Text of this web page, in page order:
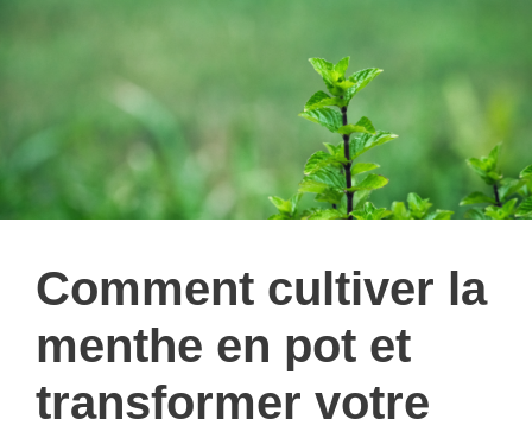
Comment cultiver la
menthe en pot et
transformer votre